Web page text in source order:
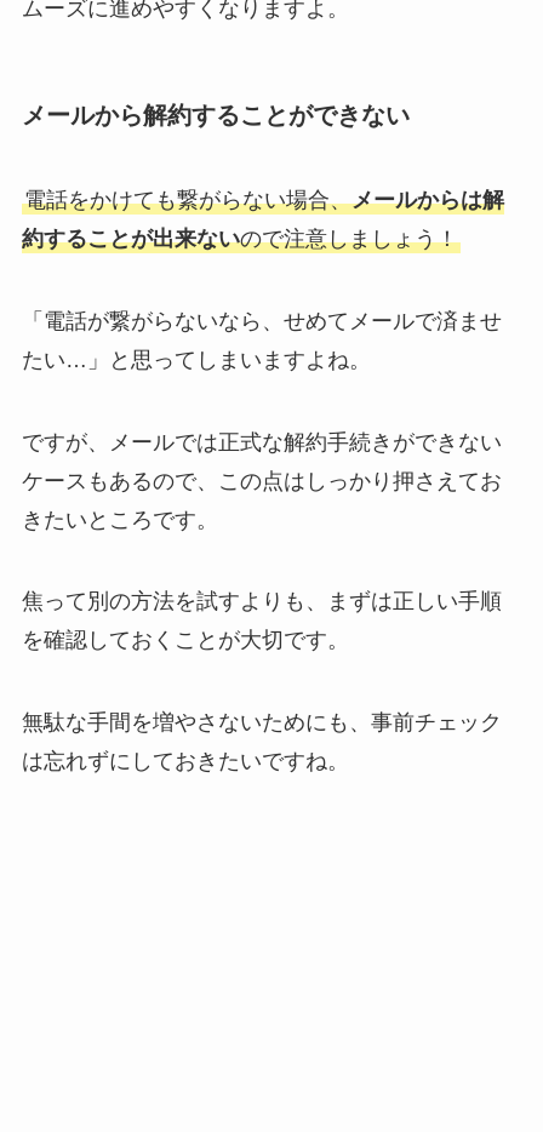
ムーズに進めやすくなりますよ。
メールから解約することができない
電話をかけても繋がらない場合、メールからは解
約することが出来ないので注意しましょう！
「電話が繋がらないなら、せめてメールで済ませ
たい…」と思ってしまいますよね。
ですが、メールでは正式な解約手続きができない
ケースもあるので、この点はしっかり押さえてお
きたいところです。
焦って別の方法を試すよりも、まずは正しい手順
を確認しておくことが大切です。
無駄な手間を増やさないためにも、事前チェック
は忘れずにしておきたいですね。